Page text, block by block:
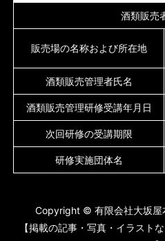
酒類販売
販売場の名称および所在地
酒類販売管理者氏名
酒類販売管理研修受講年月日
次回研修の受講期限
研修実施団体名
Copyright © 有限会社大坂屋
【掲載の記事・写真・イラスト